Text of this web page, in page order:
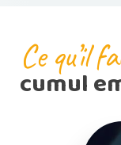
Ce qu’il
cumul